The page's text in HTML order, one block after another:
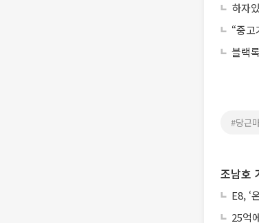
하자
“중
블랙
#당근
조남호
E8, ‘
25억